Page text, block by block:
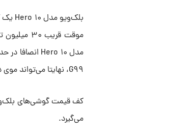
G۹۹، نهایتا می‌تواند موی دماغ گوشی‌های میانرده بازار باشد.
کف قیمت گوشی‌های
می‌گیرد.